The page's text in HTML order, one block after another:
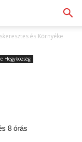
és Környéke
Hegyközség
8 órás